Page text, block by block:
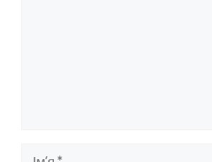
Ім’я